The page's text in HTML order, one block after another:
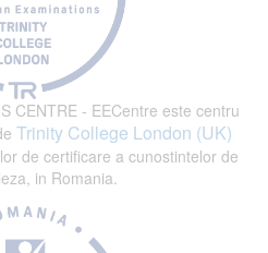
CENTRE - EECentre este centru
Trinity College London (UK)
de certificare a cunostintelor de
in Romania.